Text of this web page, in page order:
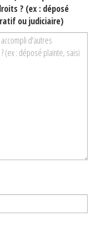
? (ex : déposé
ou judiciaire)